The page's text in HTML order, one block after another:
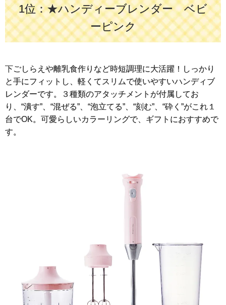
1位：★ハンディーブレンダー ベビ
ーピンク
下ごしらえや離乳食作りなど時短調理に大活躍！しっかり
と手にフィットし、軽くてスリムで使いやすいハンディブ
レンダーです。３種類のアタッチメントが付属してお
り、“潰す”、“混ぜる”、“泡立てる”、“刻む”、“砕く”がこれ１
台でOK。可愛らしいカラーリングで、ギフトにおすすめで
す。